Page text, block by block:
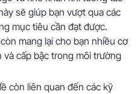
sẽ giúp bạn vượt qua các
mục tiêu cần đạt được.
mang lại cho bạn nhiều cơ
cấp bậc trong môi trường
còn liên quan đến các kỹ